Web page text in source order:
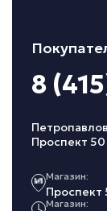
8
Проспект 50
Магазин:
Проспект
Магазин: